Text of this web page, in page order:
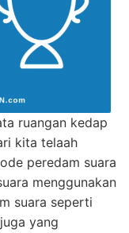
ruangan kedap
kita telaah
peredam suara
menggunakan
suara seperti
yang